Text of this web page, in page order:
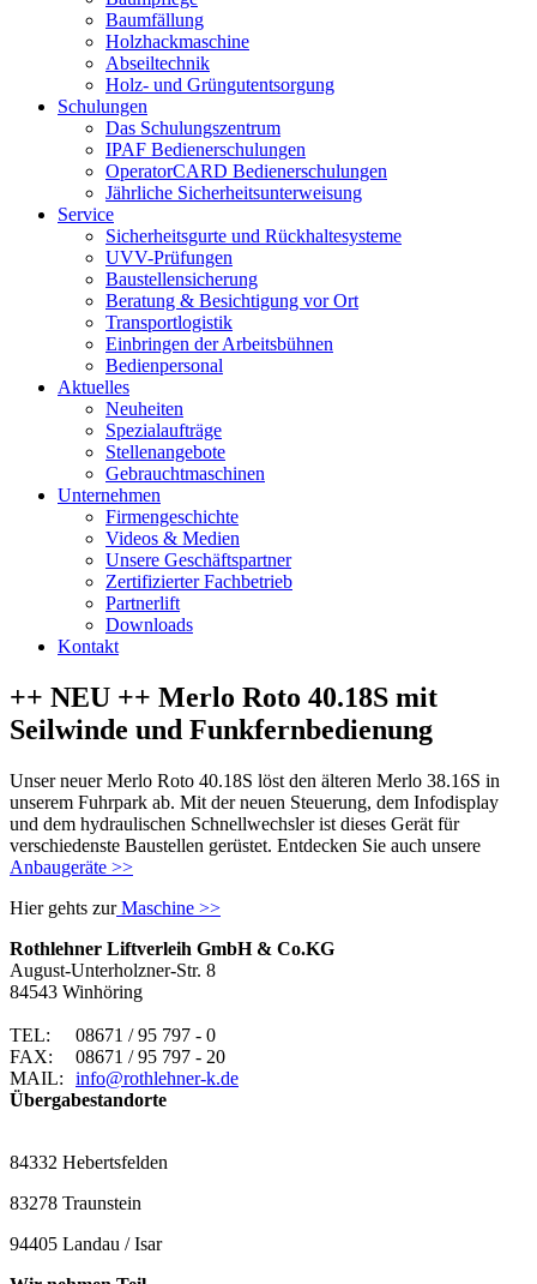
Baumfällung
Holzhackmaschine
Abseiltechnik
Holz- und Grüngutentsorgung
Schulungen
Das Schulungszentrum
IPAF Bedienerschulungen
OperatorCARD Bedienerschulungen
Jährliche Sicherheitsunterweisung
Service
Sicherheitsgurte und Rückhaltesysteme
UVV-Prüfungen
Baustellensicherung
Beratung & Besichtigung vor Ort
Transportlogistik
Einbringen der Arbeitsbühnen
Bedienpersonal
Aktuelles
Neuheiten
Spezialaufträge
Stellenangebote
Gebrauchtmaschinen
Unternehmen
Firmengeschichte
Videos & Medien
Unsere Geschäftspartner
Zertifizierter Fachbetrieb
Partnerlift
Downloads
Kontakt
++ NEU ++ Merlo Roto 40.18S mit
Seilwinde und Funkfernbedienung
Unser neuer Merlo Roto 40.18S löst den älteren Merlo 38.16S in
unserem Fuhrpark ab. Mit der neuen Steuerung, dem Infodisplay
und dem hydraulischen Schnellwechsler ist dieses Gerät für
verschiedenste Baustellen gerüstet. Entdecken Sie auch unsere
Anbaugeräte >>
Hier gehts zurMaschine >>
Rothlehner Liftverleih GmbH & Co.KG
August-Unterholzner-Str. 8
84543 Winhöring
TEL:
08671 / 95 797 - 0
FAX:
08671 / 95 797 - 20
MAIL:
info@rothlehner-k.de
Übergabestandorte
84332 Hebertsfelden
83278 Traunstein
94405 Landau / Isar